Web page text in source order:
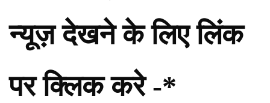
न्यूज़ देखने के लिए लिंक
पर क्लिक करे -*